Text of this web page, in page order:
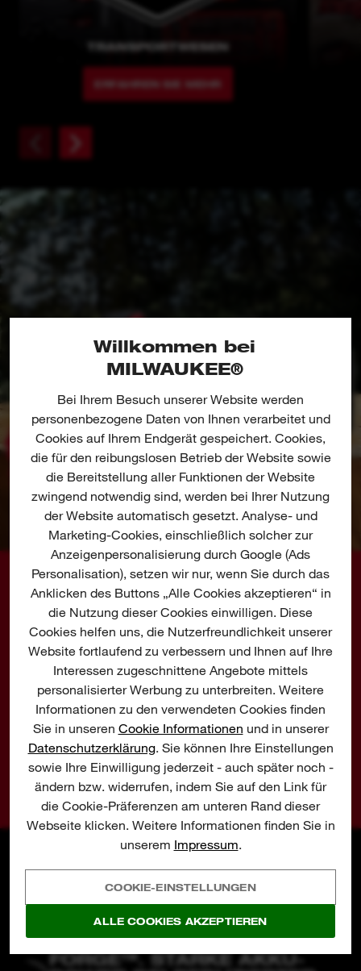
Willkommen bei
MILWAUKEE®
Bei Ihrem Besuch unserer Website werden
personenbezogene Daten von Ihnen verarbeitet und
Cookies auf Ihrem Endgerät gespeichert. Cookies,
die für den reibungslosen Betrieb der Website sowie
die Bereitstellung aller Funktionen der Website
zwingend notwendig sind, werden bei Ihrer Nutzung
der Website automatisch gesetzt. Analyse- und
Marketing-Cookies, einschließlich solcher zur
Anzeigenpersonalisierung durch Google (Ads
Personalisation), setzen wir nur, wenn Sie durch das
Anklicken des Buttons „Alle Cookies akzeptieren“ in
die Nutzung dieser Cookies einwilligen. Diese
Cookies helfen uns, die Nutzerfreundlichkeit unserer
Website fortlaufend zu verbessern und Ihnen auf Ihre
Interessen zugeschnittene Angebote mittels
personalisierter Werbung zu unterbreiten. Weitere
Informationen zu den verwendeten Cookies finden
Sie in unseren Cookie Informationen und in unserer
Datenschutzerklärung. Sie können Ihre Einstellungen
sowie Ihre Einwilligung jederzeit - auch später noch -
ändern bzw. widerrufen, indem Sie auf den Link für
die Cookie-Präferenzen am unteren Rand dieser
Webseite klicken. Weitere Informationen finden Sie in
unserem Impressum.
COOKIE-EINSTELLUNGEN
ALLE COOKIES AKZEPTIEREN
TRANSPORTWESEN
ERFAHREN SIE MEHR
GRATIS Akkus beim Kauf
von MILWAUKEE®
Gartengeräten sichern
Kaufen Sie MILWAUKEE® Akku-Gartengeräte,
Gartenwerkzeuge und Systemzubehör beim
autorisierten Fachhändler und sichern Sie sich
GRATIS FORGE™ Akkus: ab 599 € erhalten Sie
1x Akku gratis, ab 1.099 € gibt es 2x Akkus
gratis.
ZUR GARTEN-PRÄMIENAKTION
FORGE™. STARKE AKKU-